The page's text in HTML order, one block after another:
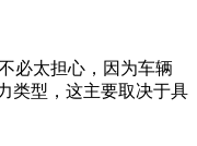
必太担心，因为车辆
类型，这主要取决于具